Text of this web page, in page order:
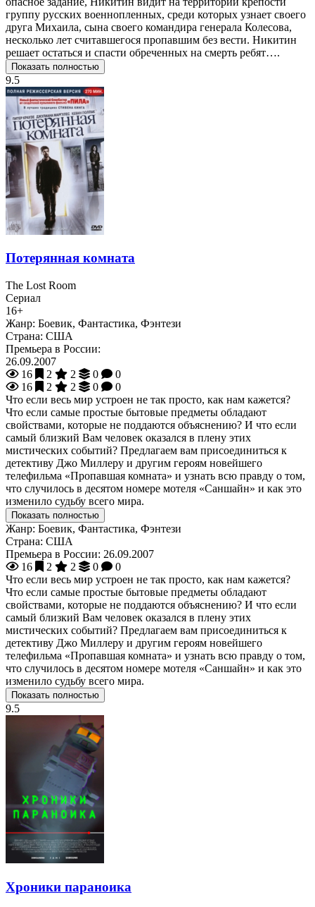
группу русских военнопленных, среди которых узнает своего
друга Михаила, сына своего командира генерала Колесова,
несколько лет считавшегося пропавшим без вести. Никитин
решает остаться и спасти обреченных на смерть ребят….
Показать полностью
9.5
Потерянная комната
The Lost Room
Сериал
16+
Жанр: Боевик, Фантастика, Фэнтези
Страна: США
Премьера в России:
26.09.2007
16
2 2 0
0
16
2 2 0
0
Что если весь мир устроен не так просто, как нам кажется?
Что если самые простые бытовые предметы обладают
свойствами, которые не поддаются объяснению? И что если
самый близкий Вам человек оказался в плену этих
мистических событий? Предлагаем вам присоединиться к
детективу Джо Миллеру и другим героям новейшего
телефильма «Пропавшая комната» и узнать всю правду о том,
что случилось в десятом номере мотеля «Саншайн» и как это
изменило судьбу всего мира.
Показать полностью
Жанр: Боевик, Фантастика, Фэнтези
Страна: США
Премьера в России: 26.09.2007
16
2 2 0
0
Что если весь мир устроен не так просто, как нам кажется?
Что если самые простые бытовые предметы обладают
свойствами, которые не поддаются объяснению? И что если
самый близкий Вам человек оказался в плену этих
мистических событий? Предлагаем вам присоединиться к
детективу Джо Миллеру и другим героям новейшего
телефильма «Пропавшая комната» и узнать всю правду о том,
что случилось в десятом номере мотеля «Саншайн» и как это
изменило судьбу всего мира.
Показать полностью
9.5
Хроники параноика